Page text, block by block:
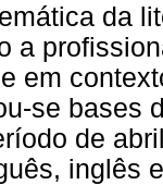
da
a
em
se bases
de
inglês